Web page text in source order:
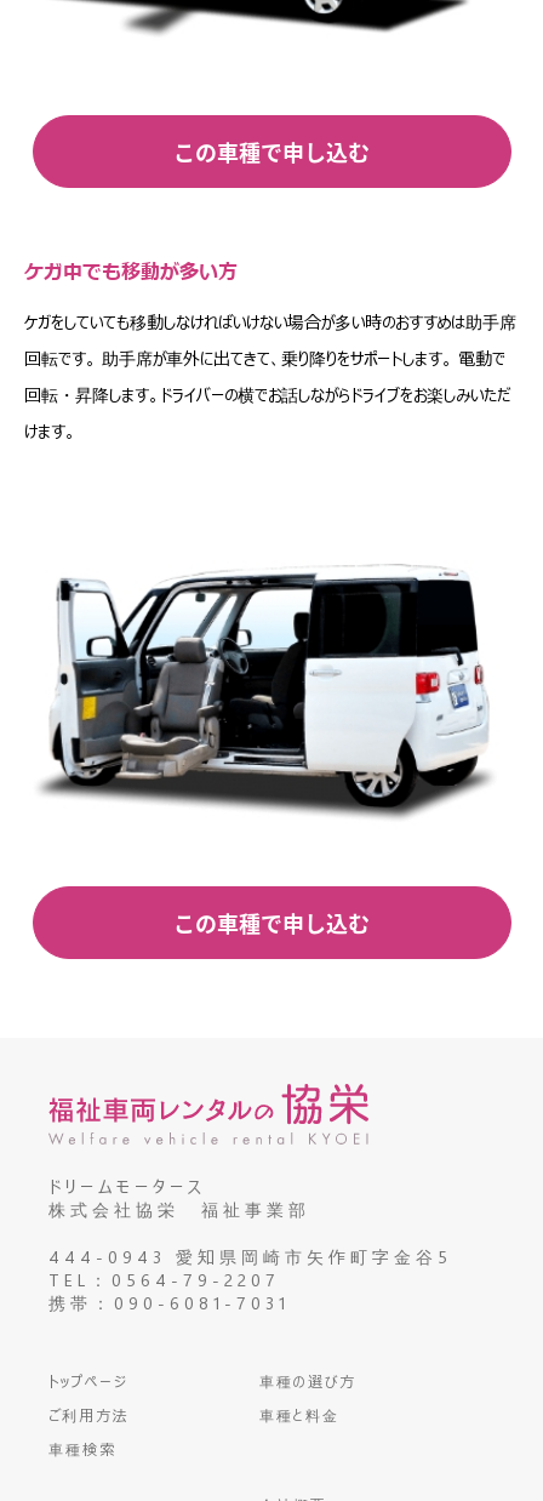
この車種で申し込む
ケガ中でも移動が多い方
ケガをしていても移動しなければいけない場合が多い時のおすすめは助手席
回転です。 助手席が車外に出てきて、乗り降りをサポートします。 電動で
回転・昇降します。ドライバーの横でお話しながらドライブをお楽しみいただ
けます。
この車種で申し込む
ドリームモータース
株式会社協栄 福祉事業部
444-0943 愛知県岡崎市矢作町字金谷5
TEL：0564-79-2207
携帯：090-6081-7031
トップページ
車種の選び方
ご利用方法
車種と料金
車種検索